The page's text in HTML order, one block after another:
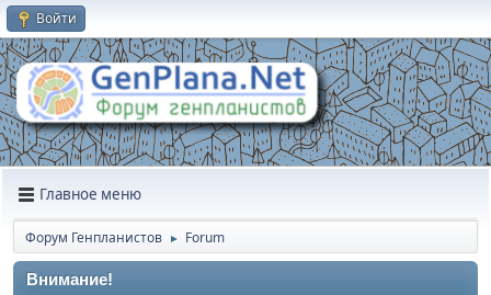
Войти
Главное меню
Форум Генпланистов ► Forum
Внимание!